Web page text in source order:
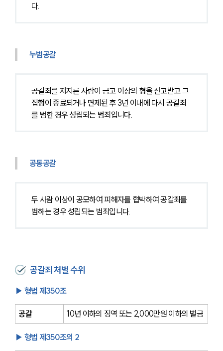
다.
누범공갈
공갈죄를 저지른 사람이 금고 이상의 형을 선고받고 그
집행이 종료되거나 면제된 후 3년 이내에 다시 공갈죄
를 범한 경우 성립되는 범죄입니다.
공동공갈
두 사람 이상이 공모하여 피해자를 협박하여 공갈죄를
범하는 경우 성립되는 범죄입니다.
공갈죄 처벌 수위
▶ 형법 제350조
공갈 10년 이하의 징역 또는 2,000만원 이하의 벌금
▶ 형법 제350조의 2